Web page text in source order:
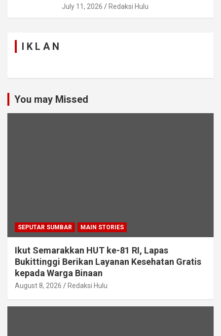
July 11, 2026 Redaksi Hulu
I K L A N
You may Missed
SEPUTAR SUMBAR MAIN STORIES
Ikut Semarakkan HUT ke-81 RI, Lapas
Bukittinggi Berikan Layanan Kesehatan Gratis
kepada Warga Binaan
August 8, 2026 Redaksi Hulu